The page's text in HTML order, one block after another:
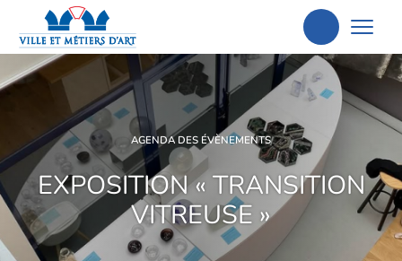
Aller
à
la
recherche
AGENDA DES ÉVÈNEMENTS
EXPOSITION « TRANSITION
VITREUSE »